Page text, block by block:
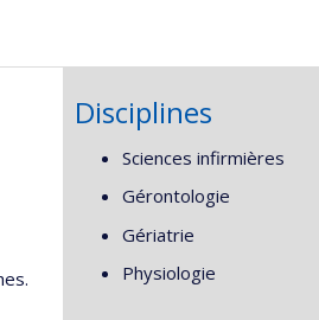
Disciplines
Sciences infirmières
Gérontologie
Gériatrie
Physiologie